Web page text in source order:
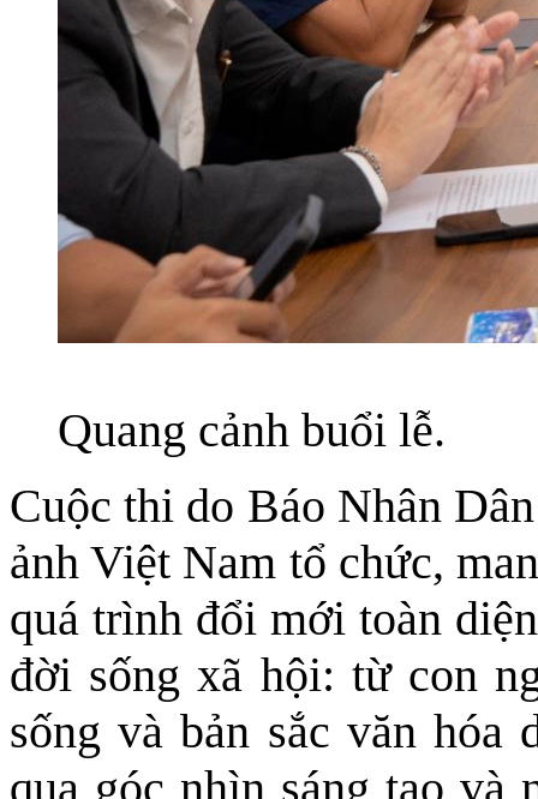
Quang cảnh buổi lễ.
Cuộc thi do Báo Nhân
ảnh Việt Nam tổ chức,
quá trình đổi mới toàn
đời sống xã hội: từ con
sống và bản sắc văn hóa
qua góc nhìn sáng tạo và